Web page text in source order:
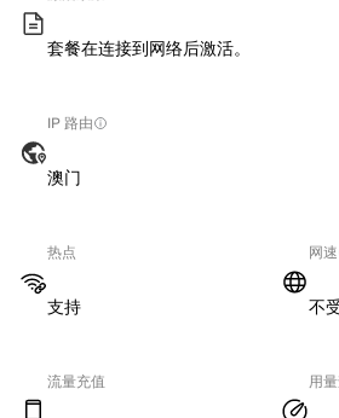
套餐在连接到网络后激活。
IP 路由
澳门
热点
支持
网速
不
流量充值 用